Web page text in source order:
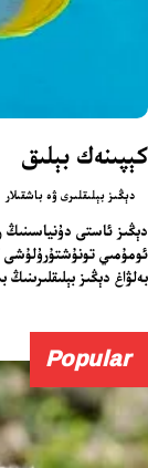
كېپىنەك بېلىق
دېڭىز بېلىقلىرى ۋە باشقىلار
ئومۇمىي تونۇشتۇرۇلۇشى
بەلۋاغ دېڭىز
Popular